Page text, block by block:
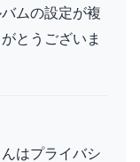
ムの設定が複
とうございま
はプライバシ